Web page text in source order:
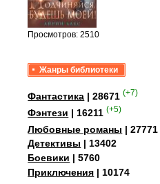
Просмотров: 2510
Жанры библиотеки
Фантастика | 28671 (+7)
Фэнтези | 16211 (+5)
Любовные романы | 27771
Детективы | 13402
Боевики | 5760
Приключения | 10174